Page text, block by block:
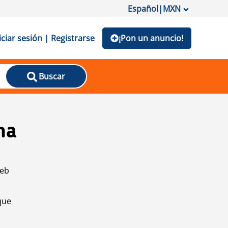
Español|MXN
sesión | Registrarse ¡Pon un anuncio!
Buscar